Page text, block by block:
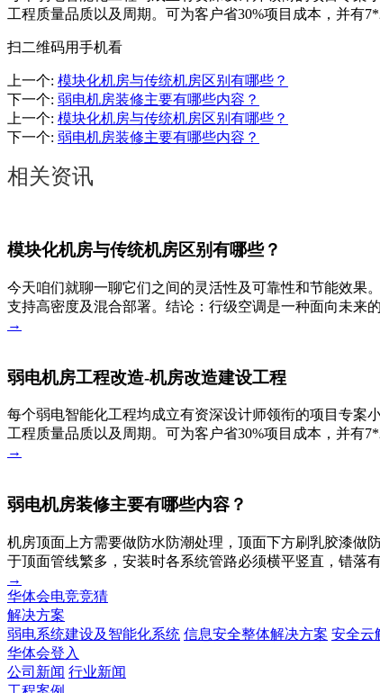
工程质量品质以及周期。可为客户省30%项目成本，并有
扫二维码用手机看
上一个: 模块化机房与传统机房区别有哪些？
下一个: 弱电机房装修主要有哪些内容？
上一个: 模块化机房与传统机房区别有哪些？
下一个: 弱电机房装修主要有哪些内容？
相关资讯
模块化机房与传统机房区别有哪些？
今天咱们就聊一聊它们之间的灵活性及可靠性和节能效果
支持高密度及混合部署。结论：行级空调是一种面向未来
→
弱电机房工程改造-机房改造建设工程
每个弱电智能化工程均成立有资深设计师领衔的项目专案
工程质量品质以及周期。可为客户省30%项目成本，并有
→
弱电机房装修主要有哪些内容？
机房顶面上方需要做防水防潮处理，顶面下方刷乳胶漆做
于顶面管线繁多，安装时各系统管路必须横平竖直，错落
→
华体会电竞竞猜
解决方案
弱电系统建设及智能化系统 信息安全整体解决方案 安全云
华体会登入
公司新闻 行业新闻